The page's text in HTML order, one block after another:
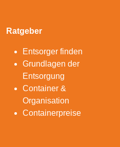
Ratgeber
Entsorger finden
Grundlagen der
Entsorgung
Container &
Organisation
Containerpreise